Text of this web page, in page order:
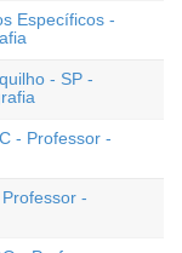
Específicos -
- SP -
- Professor -
-